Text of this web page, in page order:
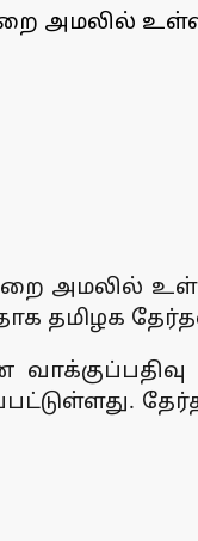
அமலில்
அமலில்
தமிழக